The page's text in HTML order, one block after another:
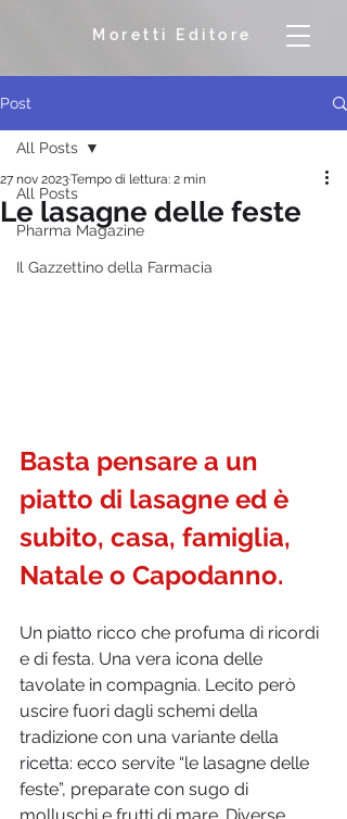
Moretti Editore
Post
All Posts
Pharma Magazine
Il Gazzettino della Farmacia
All Posts
Le lasagne delle feste
27 nov 2023Tempo di lettura: 2 min
Basta pensare a un
piatto di lasagne ed è
subito, casa, famiglia,
Natale o Capodanno.
Un piatto ricco che profuma di ricordi
e di festa. Una vera icona delle
tavolate in compagnia. Lecito però
uscire fuori dagli schemi della
tradizione con una variante della
ricetta: ecco servite “le lasagne delle
feste”, preparate con sugo di